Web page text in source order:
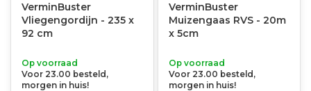
VerminBuster
Vliegengordijn - 235 x
92 cm
Op voorraad
Voor 23.00 besteld,
morgen in huis!
VerminBuster
Muizengaas RVS - 20m
x 5cm
Op voorraad
Voor 23.00 besteld,
morgen in huis!